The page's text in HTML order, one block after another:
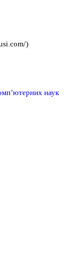
)
наук